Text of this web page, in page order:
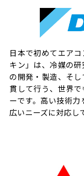
日本で初めてエア
キン」は、冷媒の
の開発・製造、そ
貫して行う、世界
ーです。高い技術
広いニーズに対応し